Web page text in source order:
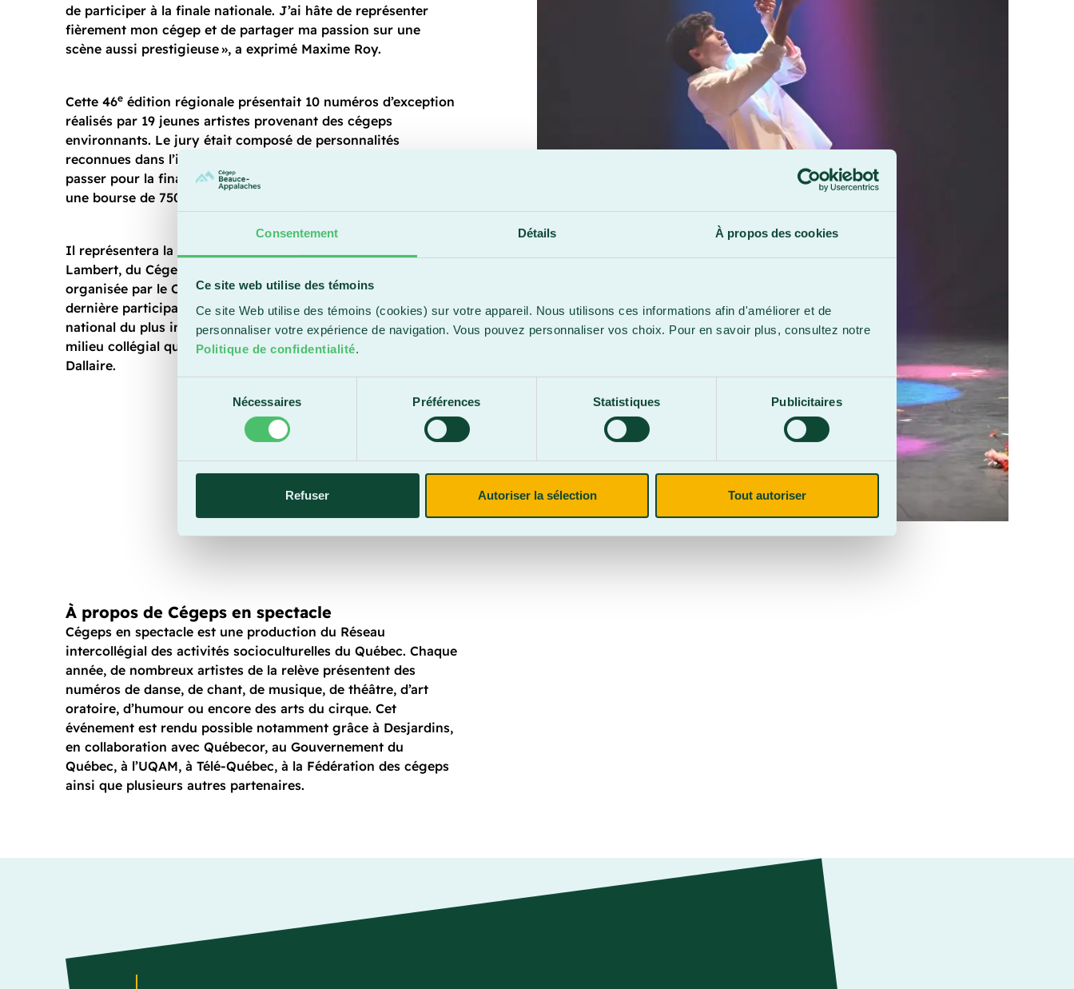
Consentement Détails À propos des cookies
Ce site web utilise des témoins
Ce site Web utilise des témoins (cookies) sur votre appareil. Nous utilisons ces informations afin d'améliorer et de
personnaliser votre expérience de navigation. Vous pouvez personnaliser vos choix. Pour en savoir plus, consultez notre
Politique de confidentialité.
consentement
Nécessaires Préférences Statistiques Publicitaires
Refuser Autoriser la sélection Tout autoriser
de participer à la finale nationale. J’ai hâte de représenter
fièrement mon cégep et de partager ma passion sur une
scène aussi prestigieuse », a exprimé Maxime Roy.
Cette 46e édition régionale présentait 10 numéros d’exception
réalisés par 19 jeunes artistes provenant des cégeps
environnants. Le jury était composé de personnalités
reconnues dans l’industrie culturelle. En plus de son laissez-
passer pour la finale nationale, le lauréat beauceron a reçu
une bourse de 750 $.
Il représentera la région en compagnie d’Aïshak Verreault-
Lambert, du Cégep de Sainte-Foy, lors de la nationale
organisée par le Cégep de Valleyfield le 26 avril prochain. La
dernière participation du Cégep Beauce-Appalaches au volet
national du plus important concours des arts de la scène du
milieu collégial québécois remonte à 2023 avec Rachel
Dallaire.
À propos de Cégeps en spectacle
Cégeps en spectacle est une production du Réseau
intercollégial des activités socioculturelles du Québec. Chaque
année, de nombreux artistes de la relève présentent des
numéros de danse, de chant, de musique, de théâtre, d’art
oratoire, d’humour ou encore des arts du cirque. Cet
événement est rendu possible notamment grâce à Desjardins,
en collaboration avec Québecor, au Gouvernement du
Québec, à l’UQAM, à Télé-Québec, à la Fédération des cégeps
ainsi que plusieurs autres partenaires.